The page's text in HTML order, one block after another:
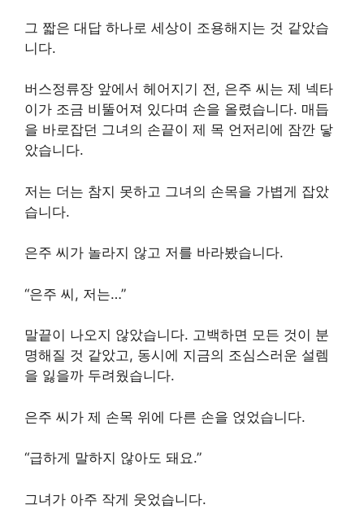
그 짧은 대답 하나로 세상이 조용해지는 것 같았습
니다.
버스정류장 앞에서 헤어지기 전, 은주 씨는 제 넥타
이가 조금 비뚤어져 있다며 손을 올렸습니다. 매듭
을 바로잡던 그녀의 손끝이 제 목 언저리에 잠깐 닿
았습니다.
저는 더는 참지 못하고 그녀의 손목을 가볍게 잡았
습니다.
은주 씨가 놀라지 않고 저를 바라봤습니다.
“은주 씨, 저는…”
말끝이 나오지 않았습니다. 고백하면 모든 것이 분
명해질 것 같았고, 동시에 지금의 조심스러운 설렘
을 잃을까 두려웠습니다.
은주 씨가 제 손목 위에 다른 손을 얹었습니다.
“급하게 말하지 않아도 돼요.”
그녀가 아주 작게 웃었습니다.